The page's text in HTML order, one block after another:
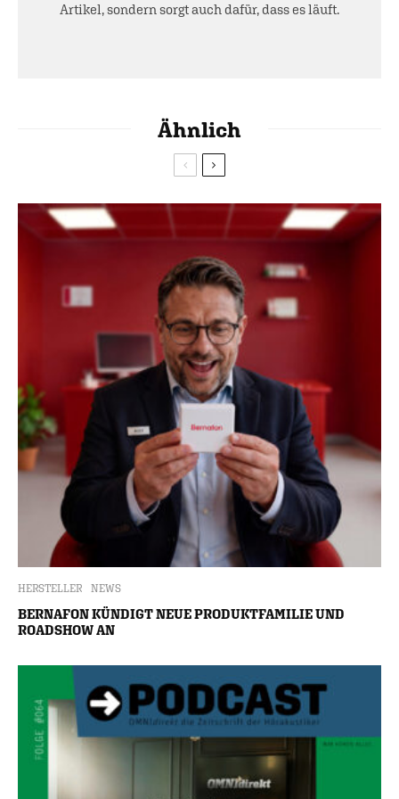
Artikel, sondern sorgt auch dafür, dass es läuft.
Ähnlich
HERSTELLER NEWS
BERNAFON KÜNDIGT NEUE PRODUKTFAMILIE UND
ROADSHOW AN